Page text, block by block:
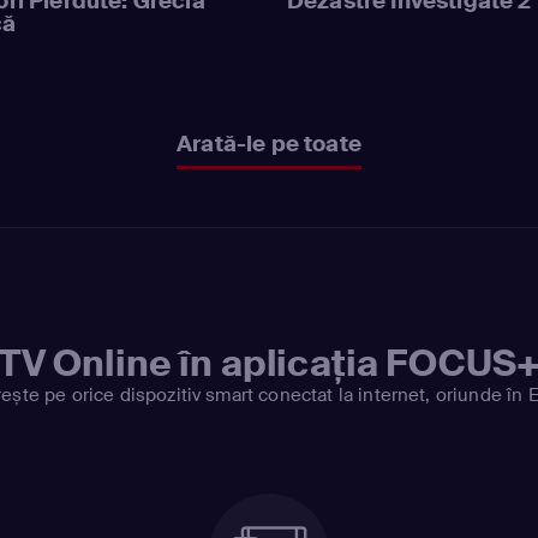
Arată-le pe toate
Online în aplicația FOCUS+
pe orice dispozitiv smart conectat la internet, oriunde în